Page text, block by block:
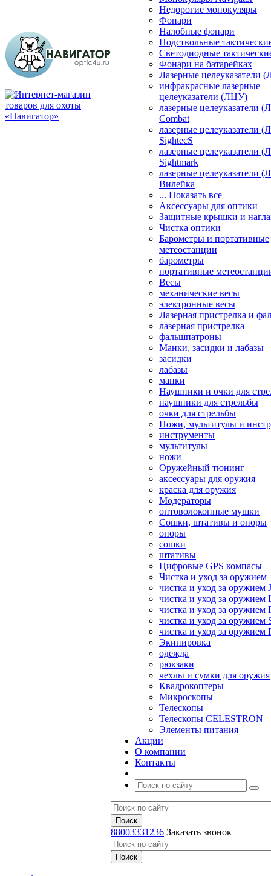
Недорогие монокуляры
Фонари
Налобные фонари
Подствольные
Светодиодные
Фонари на батарейках
Лазерные целеуказатели
инфракрасные лазерные
целеуказатели (ЛЦУ)
лазерные целеуказатели
Combat
лазерные целеуказатели
SightecS
лазерные целеуказатели
Sightmark
лазерные целеуказатели
Вилейка
... Показать все
Аксессуары для оптики
Защитные крышки и
Чистка оптики
Барометры и портативные
метеостанции
барометры
портативные
Весы
механические весы
электронные весы
Лазерная пристрелка и
лазерная пристрелка
фальшпатроны
Манки, засидки и лабазы
засидки
лабазы
манки
Наушники и очки для
наушники для стрельбы
очки для стрельбы
Ножи, мультитулы и
инструменты
мультитулы
ножи
Оружейный тюнинг
аксессуары для оружия
краска для оружия
Модераторы
оптоволоконные мушки
Сошки, штативы и опоры
опоры
сошки
штативы
Цифровые GPS компасы
Чистка и уход за оружием
чистка и уход за оружием
чистка и уход за оружием
чистка и уход за оружием
чистка и уход за оружием
чистка и уход за
Экипировка
одежда
рюкзаки
чехлы и сумки для оружия
Квадрокоптеры
Микроскопы
Телескопы
Телескопы CELESTRON
Элементы питания
Акции
О компании
Контакты
88003331236 Заказать звонок